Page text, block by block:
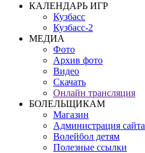
КАЛЕНДАРЬ ИГР
Кузбасс
Кузбасс-2
МЕДИА
Фото
Архив фото
Видео
Скачать
Онлайн трансляция
БОЛЕЛЬЩИКАМ
Магазин
Администрация сайта
Волейбол детям
Полезные ссылки